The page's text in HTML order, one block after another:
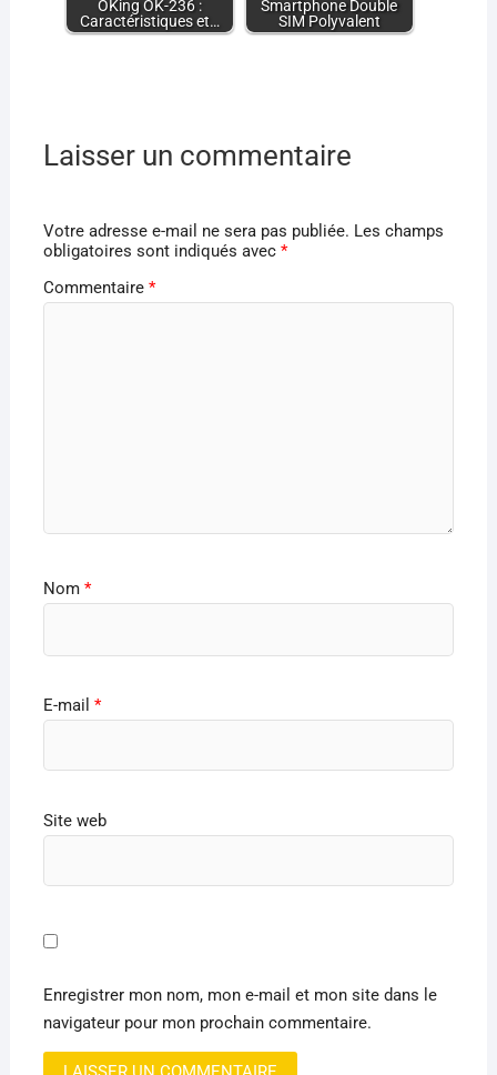
OKing OK-236 :
Caractéristiques et…
Smartphone Double
SIM Polyvalent
Laisser un commentaire
Votre adresse e-mail ne sera pas publiée. Les champs
obligatoires sont indiqués avec *
Commentaire *
Nom *
E-mail *
Site web
Enregistrer mon nom, mon e-mail et mon site dans le
navigateur pour mon prochain commentaire.